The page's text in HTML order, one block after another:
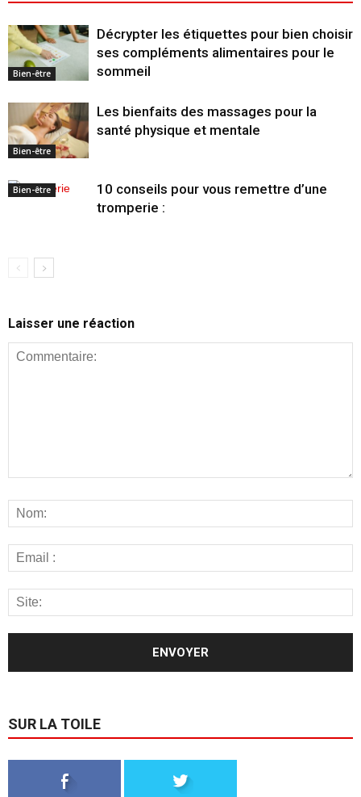
Bien-être
Décrypter les étiquettes pour bien choisir
ses compléments alimentaires pour le
sommeil
Bien-être
Les bienfaits des massages pour la
santé physique et mentale
Bien-être
10 conseils pour vous remettre d’une
tromperie :
Laisser une réaction
SUR LA TOILE